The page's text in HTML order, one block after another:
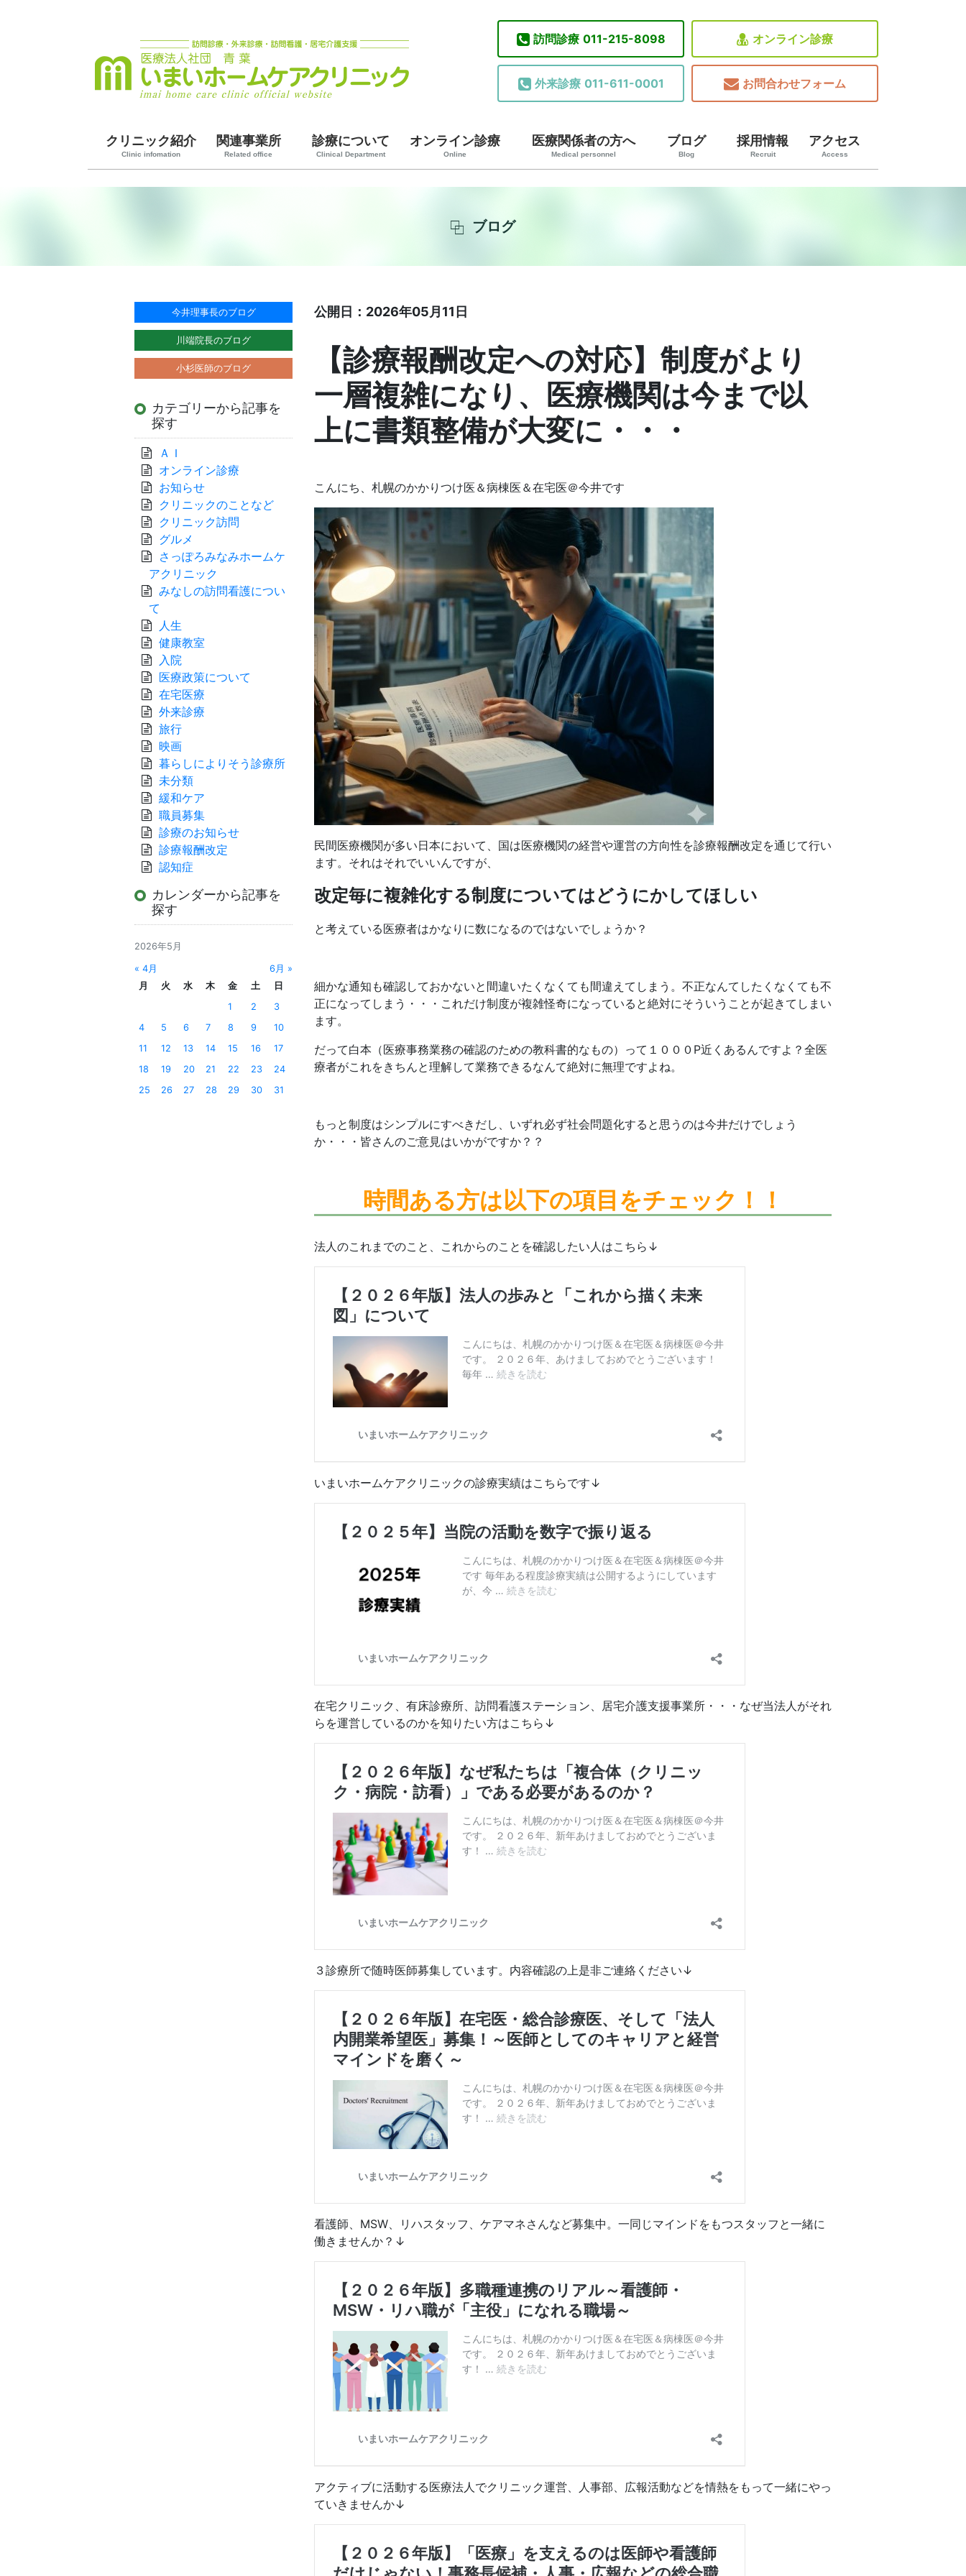
訪問診療 011-215-8098
外来診療 011-611-0001
オンライン診療
お問合わせフォーム
クリニック紹介
Clinic infomation
関連事業所
Related office
診療について
Clinical Department
オンライン診療
Online
医療関係者の方へ
Medical personnel
ブログ
Blog
採用情報
Recruit
アクセス
Access
ブログ
公開日：2026年05月11日
【診療報酬改定への対応】制度がより
一層複雑になり、医療機関は今まで以
上に書類整備が大変に・・・
こんにち、札幌のかかりつけ医＆病棟医＆在宅医＠今井です
民間医療機関が多い日本において、国は医療機関の経営や運営の方向性を診療報酬改定を通じて行い
ます。それはそれでいいんですが、
改定毎に複雑化する制度についてはどうにかしてほしい
と考えている医療者はかなりに数になるのではないでしょうか？
細かな通知も確認しておかないと間違いたくなくても間違えてしまう。不正なんてしたくなくても不
正になってしまう・・・これだけ制度が複雑怪奇になっていると絶対にそういうことが起きてしまい
ます。
だって白本（医療事務業務の確認のための教科書的なもの）って１０００P近くあるんですよ？全医
療者がこれをきちんと理解して業務できるなんて絶対に無理ですよね。
もっと制度はシンプルにすべきだし、いずれ必ず社会問題化すると思うのは今井だけでしょう
か・・・皆さんのご意見はいかがですか？？
時間ある方は以下の項目をチェック！！
法人のこれまでのこと、これからのことを確認したい人はこちら↓
いまいホームケアクリニックの診療実績はこちらです↓
在宅クリニック、有床診療所、訪問看護ステーション、居宅介護支援事業所・・・なぜ当法人がそれ
らを運営しているのかを知りたい方はこちら↓
３診療所で随時医師募集しています。内容確認の上是非ご連絡ください↓
看護師、MSW、リハスタッフ、ケアマネさんなど募集中。一同じマインドをもつスタッフと一緒に
働きませんか？↓
アクティブに活動する医療法人でクリニック運営、人事部、広報活動などを情熱をもって一緒にやっ
ていきませんか↓
今井理事長のブログ
川端院長のブログ
小杉医師のブログ
カテゴリーから記事を
探す
ＡＩ
オンライン診療
お知らせ
クリニックのことなど
クリニック訪問
グルメ
さっぽろみなみホームケ
アクリニック
みなしの訪問看護につい
て
人生
健康教室
入院
医療政策について
在宅医療
外来診療
旅行
映画
暮らしによりそう診療所
未分類
緩和ケア
職員募集
診療のお知らせ
診療報酬改定
認知症
カレンダーから記事を
探す
2026年5月
« 4月
6月 »
月
火 水 木 金 土
日
1
2
3
4
5 6 7 8 9
10
11
12 13 14 15 16
17
18
19 20 21 22 23
24
25
26 27 28 29 30 31